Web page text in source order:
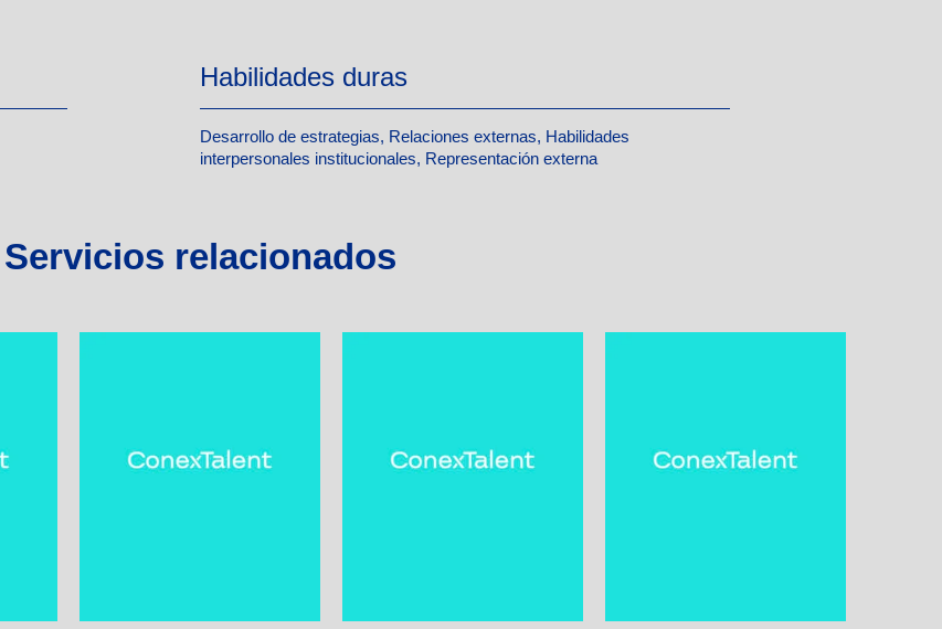
Habilidades duras
Desarrollo de estrategias, Relaciones externas, Habilidades
interpersonales institucionales, Representación externa
Servicios relacionados